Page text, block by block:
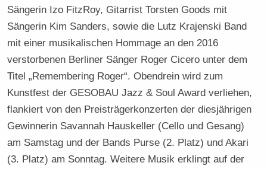
Sängerin Izo FitzRoy, Gitarrist Torsten Goods mit
Sängerin Kim Sanders, sowie die Lutz Krajenski Band
mit einer musikalischen Hommage an den 2016
verstorbenen Berliner Sänger Roger Cicero unter dem
Titel „Remembering Roger“. Obendrein wird zum
Kunstfest der GESOBAU Jazz & Soul Award verliehen,
flankiert von den Preisträgerkonzerten der diesjährigen
Gewinnerin Savannah Hauskeller (Cello und Gesang)
am Samstag und der Bands Purse (2. Platz) und Akari
(3. Platz) am Sonntag. Weitere Musik erklingt auf der